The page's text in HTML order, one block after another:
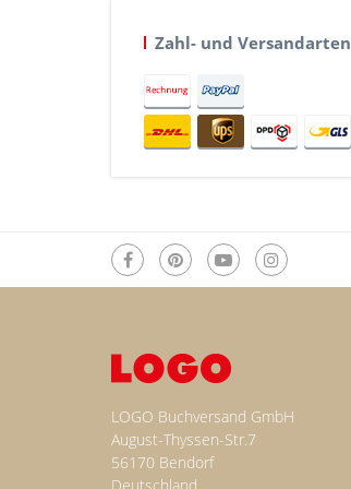
Zahl- und Versandarten
LOGO Buchversand GmbH
August-Thyssen-Str.7
56170 Bendorf